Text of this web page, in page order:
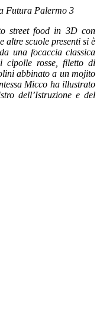
street food in 3D con
altre scuole presenti si è
una focaccia classica
cipolle rosse, filetto di
abbinato a un mojito
Micco ha illustrato
dell’Istruzione e del